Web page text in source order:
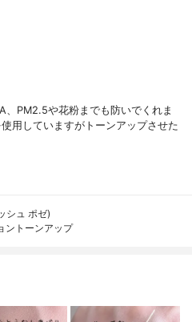
、PM2.5や花粉までも防いでくれま
用していますがトーンアップさせた
シュ ポゼ)
ントーンアップ